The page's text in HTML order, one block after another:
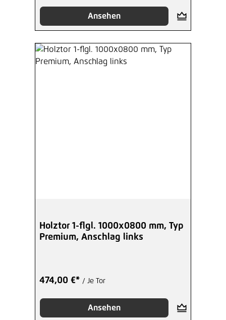
Ansehen
Holztor 1-flgl. 1000x0800 mm, Typ
Premium, Anschlag links
474,00 €* / Je Tor
Ansehen